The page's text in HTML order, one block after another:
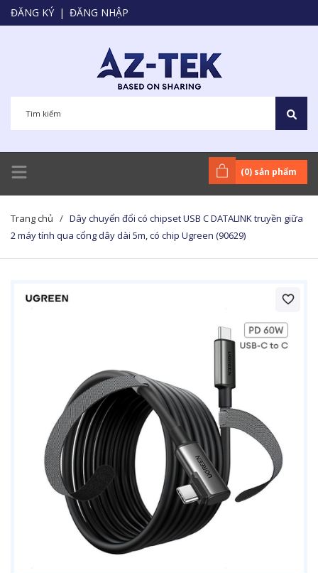
ĐĂNG KÝ | ĐĂNG NHẬP
(0) sản phẩm
Trang chủ / Dây chuyển đổi có chipset USB C DATALINK truyền giữa
2 máy tính qua cổng dây dài 5m, có chip Ugreen (90629)